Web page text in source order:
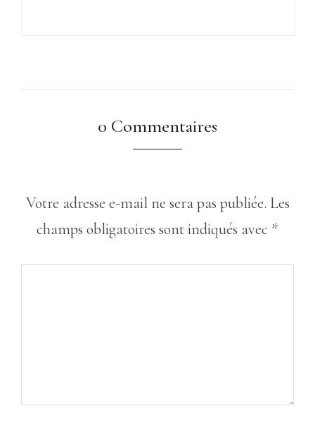
0 Commentaires
Votre adresse e-mail ne sera pas publiée. Les
champs obligatoires sont indiqués avec *